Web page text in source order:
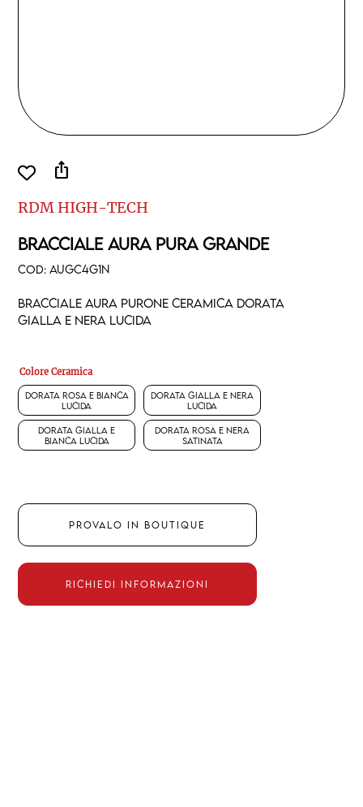
RDM HIGH-TECH
BRACCIALE AURA PURA GRANDE
COD:AUGC4G1N
Bracciale aura purone ceramica dorata
gialla e nera lucida
Colore Ceramica
Dorata rosa e bianca
lucida
Dorata gialla e nera
lucida
Dorata gialla e
bianca lucida
Dorata rosa e nera
satinata
PROVALO IN BOUTIQUE
RICHIEDI INFORMAZIONI
ios_share